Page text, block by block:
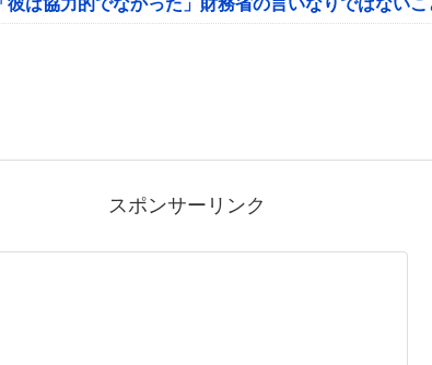
は協力的でなかった」財務省の言いなりではない
スポンサーリンク